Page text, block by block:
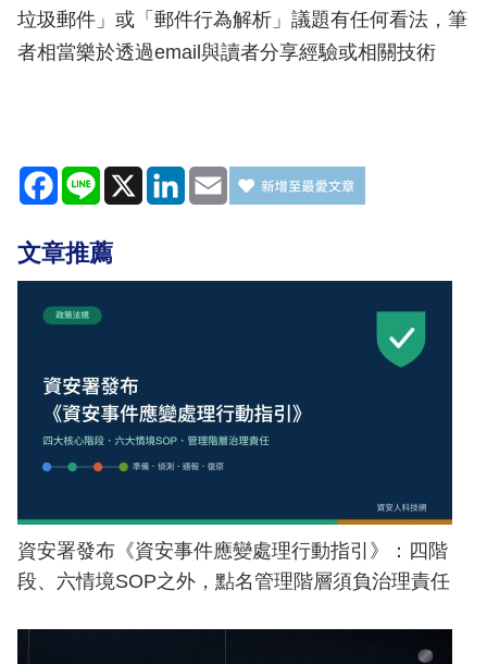
垃圾郵件」或「郵件行為解析」議題有任何看法，筆
者相當樂於透過email與讀者分享經驗或相關技術
Facebook
Line X LinkedIn
Email
文章推薦
資安署發布《資安事件應變處理行動指引》：四階
段、六情境SOP之外，點名管理階層須負治理責任